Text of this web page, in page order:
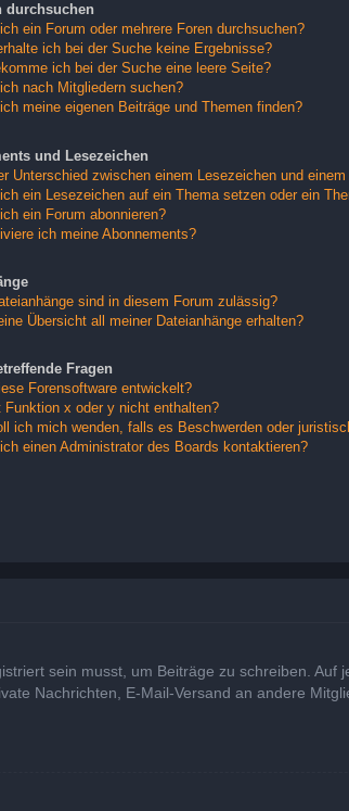
durchsuchen
ein Forum oder mehrere Foren durchsuchen?
ich bei der Suche keine Ergebnisse?
ich bei der Suche eine leere Seite?
nach Mitgliedern suchen?
meine eigenen Beiträge und Themen finden?
und Lesezeichen
Unterschied zwischen einem Lesezeichen und
ein Lesezeichen auf ein Thema setzen oder ein
ein Forum abonnieren?
ich meine Abonnements?
sind in diesem Forum zulässig?
Übersicht all meiner Dateianhänge erhalten?
Fragen
Forensoftware entwickelt?
Funktion x oder y nicht enthalten?
ich mich wenden, falls es Beschwerden oder
einen Administrator des Boards kontaktieren?
sein musst, um Beiträge zu schreiben. Auf
Nachrichten, E-Mail-Versand an andere